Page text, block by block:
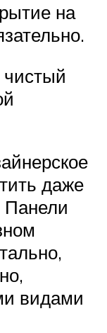
на
чистый
даже
видами